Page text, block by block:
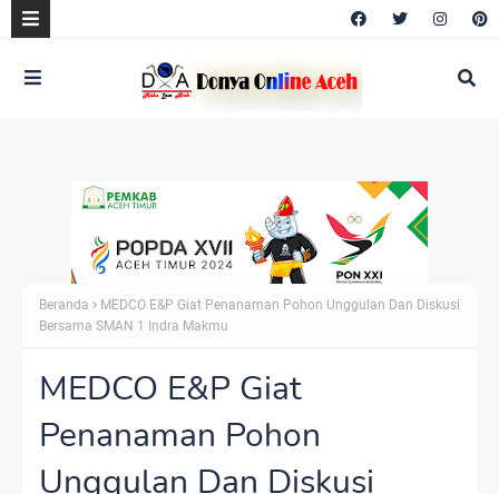
Beranda
MEDCO E&P Giat Penanaman Pohon Unggulan Dan Diskusi
Bersama SMAN 1 Indra Makmu
MEDCO E&P Giat
Penanaman Pohon
Unggulan Dan Diskusi